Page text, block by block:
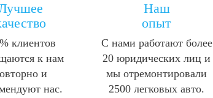
клиентов
к нам
и
нас.
Наш
опыт
С нами работают более
20 юридических лиц и
мы отремонтировали
2500 легковых авто.